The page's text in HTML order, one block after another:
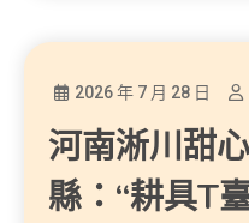
2026 年 7 月 28 日
河南淅川甜
縣：“耕具T